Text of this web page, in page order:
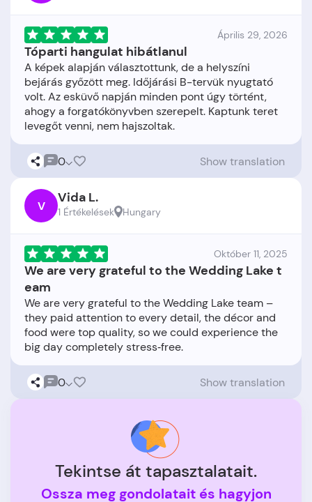
Április 29, 2026
Tóparti hangulat hibátlanul
A képek alapján választottunk, de a helyszíni
bejárás győzött meg. Időjárási B-tervük nyugtató
volt. Az esküvő napján minden pont úgy történt,
ahogy a forgatókönyvben szerepelt. Kaptunk teret
0 Show translation
V Vida L.
1 Értékelések Hungary
Október 11, 2025
We are very grateful to the Wedding Lake t
eam
We are very grateful to the Wedding Lake team –
they paid attention to every detail, the décor and
food were top quality, so we could experience the
0 Show translation
Tekintse át tapasztalatait.
Ossza meg gondolatait és hagyjon